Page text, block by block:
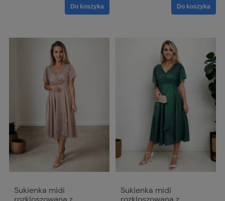
Do koszyka Do koszyka
Sukienka midi
Sukienka midi